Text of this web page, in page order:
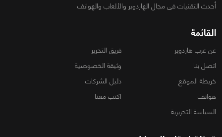
أحدث التقنيات فى مجال الهاردوير والألعاب والهواتف
القائمة
عن عرب هاردوير
فريق التحرير
اتصل بنا
وثيقة الخصوصية
خريطة الموقع
دليل الشركات
هواتف
اكتب معنا
السياسة التحريرية